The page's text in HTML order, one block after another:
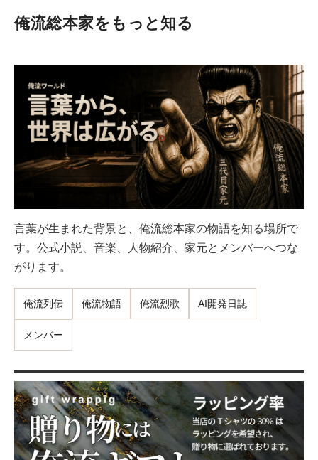
俺流総本家をもっと知る
言葉が生まれた背景と、俺流総本家の物語を知る場所で
す。公式小説、音楽、人物紹介、家元とメンバーへつな
がります。
俺流列伝 俺流物語 俺流烈歌 AI開発日誌
メンバー